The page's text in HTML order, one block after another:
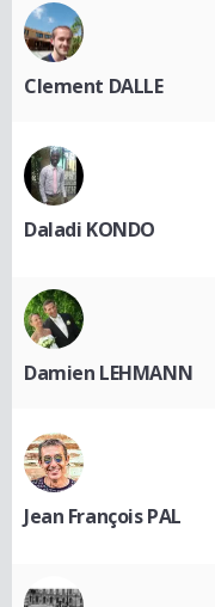
Clement DALLE
Daladi KONDO
Damien LEHMANN
Jean François PAL